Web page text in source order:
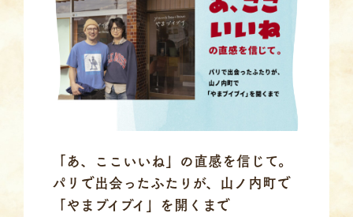
「あ、ここいいね」の直感を信じて。
パリで出会ったふたりが、山ノ内町で
「やまブイブイ」を開くまで